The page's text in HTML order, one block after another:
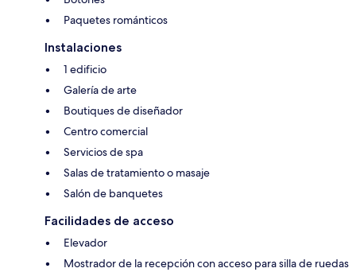
Paquetes románticos
Instalaciones
1 edificio
Galería de arte
Boutiques de diseñador
Centro comercial
Servicios de spa
Salas de tratamiento o masaje
Salón de banquetes
Facilidades de acceso
Elevador
Mostrador de la recepción con acceso para silla de ruedas